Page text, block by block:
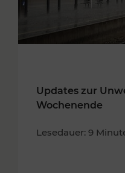
Updates zur
Wochenende
Lesedauer: 9